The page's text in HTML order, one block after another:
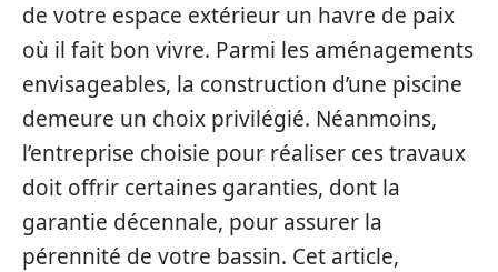
de votre espace extérieur un havre de paix
où il fait bon vivre. Parmi les aménagements
envisageables, la construction d’une piscine
demeure un choix privilégié. Néanmoins,
l’entreprise choisie pour réaliser ces travaux
doit offrir certaines garanties, dont la
garantie décennale, pour assurer la
pérennité de votre bassin. Cet article,